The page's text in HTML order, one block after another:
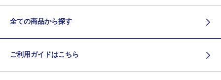
全ての商品から探す
ご利用ガイドはこちら